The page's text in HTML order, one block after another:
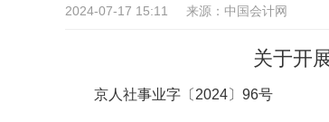
2024-07-17 15:11 来源：中国会计网
关于开
京人社事业字〔2024〕96号